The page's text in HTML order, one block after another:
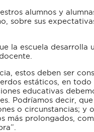
alumnos y
sobre sus
la escuela
estos deben ser
estáticos, en
educativas
Podríamos decir,
o circunstancias; y
más prolongados,